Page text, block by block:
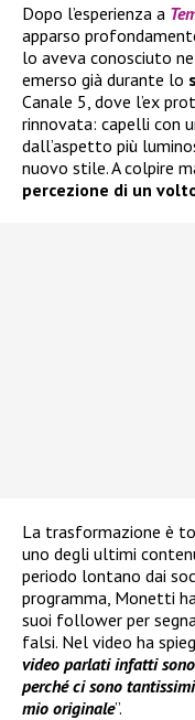
Dopo l’esperienza a
apparso
lo aveva conosciuto
emerso già durante lo
Canale 5, dove l’ex
rinnovata: capelli con
dall’aspetto più
nuovo stile. A colpire
percezione di un
La trasformazione è
uno degli ultimi
periodo lontano dai
programma, Monetti
suoi follower per
falsi. Nel video ha
video parlati infatti
perché ci sono
mio originale”.